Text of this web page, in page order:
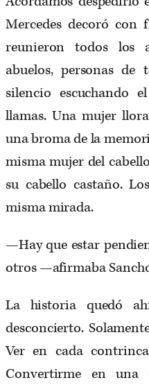
Mercedes decoró con
reunieron todos los
abuelos, personas de
silencio escuchando
llamas. Una mujer
una broma de la
misma mujer del
su cabello castaño.
misma mirada.
—Hay que estar
otros —afirmaba
La historia quedó
desconcierto.
Ver en cada
Convertirme en